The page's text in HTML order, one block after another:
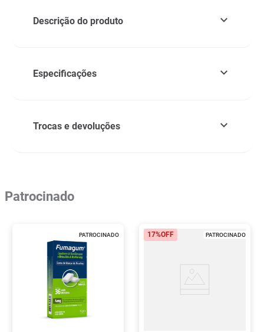
Descrição do produto
Especificações
Trocas e devoluções
Patrocinado
PATROCINADO PATROCINADO
17%OFF